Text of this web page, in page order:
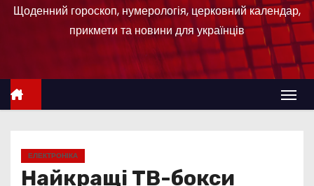
е
Щоденний гороскоп, нумерологія, церковний календар,
прикмети та новини для українців
ЕЛЕКТРОНІКА
Найкращі ТВ-бокси